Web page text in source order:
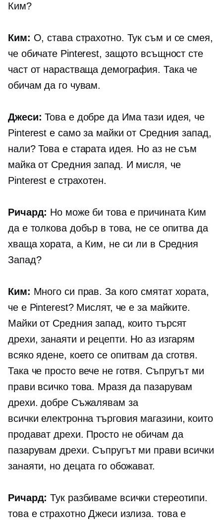
Ким?
Ким: О, става страхотно. Тук съм и се смея,
че обичате Pinterest, защото всъщност сте
част от нарастваща демография. Така че
обичам да го чувам.
Джеси: Това е добре да Има тази идея, че
Pinterest е само за майки от Средния запад,
нали? Това е старата идея. Но аз не съм
майка от Средния запад. И мисля, че
Pinterest е страхотен.
Ричард: Но може би това е причината Ким
да е толкова добър в това, не се опитва да
хваща хората, а Ким, не си ли в Средния
Запад?
Ким: Много си прав. За кого смятат хората,
че е Pinterest? Мислят, че е за майките.
Майки от Средния запад, които търсят
дрехи, занаяти и рецепти. Но аз изгарям
всяко ядене, което се опитвам да сготвя.
Така че просто вече не готвя. Съпругът ми
прави всичко това. Мразя да пазарувам
дрехи. добре Съжалявам за
всичкиелектронна търговия магазини, които
продават дрехи. Просто не обичам да
пазарувам дрехи. Съпругът ми прави всички
занаяти, но децата го обожават.
Ричард: Тук разбиваме всички стереотипи.
това е страхотно Джеси излиза. това е